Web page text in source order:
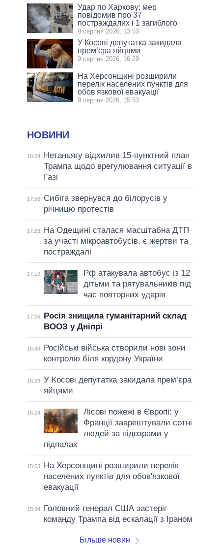
Удар по Харкову: мер
повідомив про 37
постраждалих і 1 загиблого
9 серпня 2026, 13:53
У Косові депутатка закидала
прем’єра яйцями
9 серпня 2026, 16:29
На Херсонщині розширили
перелік населених пунктів для
обов'язкової евакуації
9 серпня 2026, 15:53
НОВИНИ
18:24
Нетаньягу відхилив 15-пунктний план
Трампа щодо врегулювання ситуації в
Газі
17:56
Сибіга звернувся до білорусів у
річницю протестів
17:23
На Одещині сталася масштабна ДТП
за участі мікроавтобусів, є жертви та
постраждалі
17:19
Рф атакувала автобус із 12
дітьми та рятувальників під
час повторних ударів
17:06
Росія знищила гуманітарний склад
ВООЗ у Дніпрі
16:43
Російські війська створили нові зони
контролю біля кордону України
16:29 У Косові депутатка закидала прем’єра
яйцями
16:24
Лісові пожежі в Європі: у
Франції заарештували сотні
людей за підозрами у
підпалах
15:53
На Херсонщині розширили перелік
населених пунктів для обов'язкової
евакуації
15:34
Головний генерал США застеріг
команду Трампа від ескалації з Іраном
Більше новин